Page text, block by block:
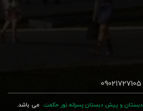
دبستان و پیش دبستان پسرانه نور حکمت می باشد.
09021727105